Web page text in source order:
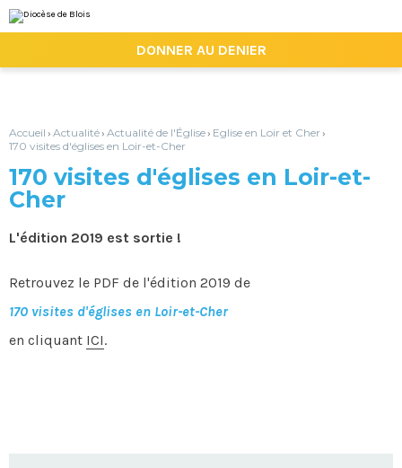
au
contenu.
la
personnels
DONNER AU DENIER
Accueil › Actualité› Actualité de l'Église› Eglise en Loir et Cher›
170 visites d'églises en Loir-et-Cher
170 visites d'églises en Loir-et-
Cher
L'édition 2019 est sortie !
Retrouvez le PDF de l'édition 2019 de
170 visites d'églises en Loir-et-Cher
en cliquant ICI.